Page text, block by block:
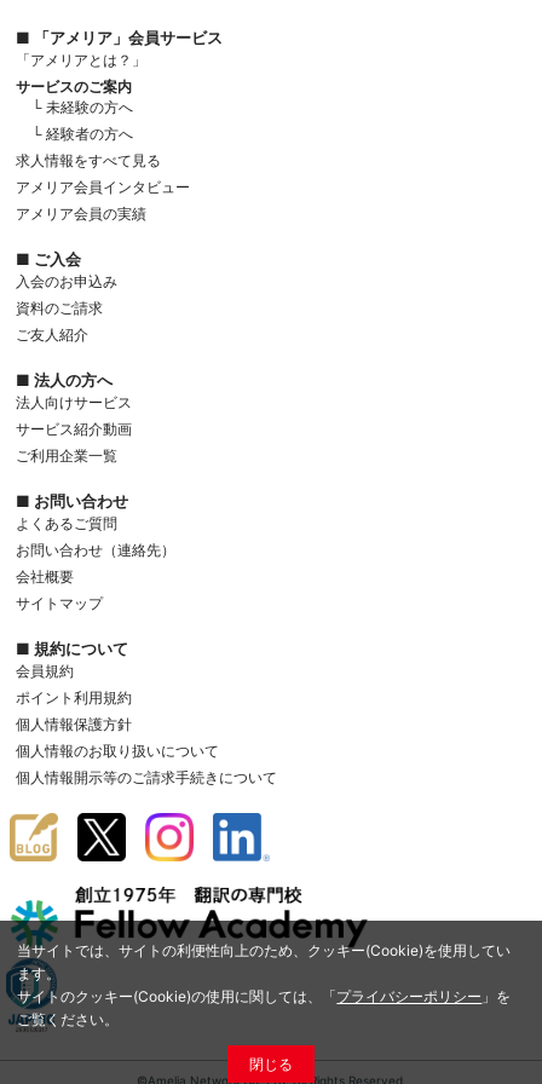
当サイトでは、サイトの利便性向上のため、クッキー(Cookie)を使用してい
ます。
サイトのクッキー(Cookie)の使用に関しては、「プライバシーポリシー 」を
ご覧ください。
閉じる
■ 「アメリア」会員サービス
「アメリアとは？」
サービスのご案内
└ 未経験の方へ
└ 経験者の方へ
求人情報をすべて見る
アメリア会員インタビュー
アメリア会員の実績
■ ご入会
入会のお申込み
資料のご請求
ご友人紹介
■ 法人の方へ
法人向けサービス
サービス紹介動画
ご利用企業一覧
■ お問い合わせ
よくあるご質問
お問い合わせ（連絡先）
会社概要
サイトマップ
■ 規約について
会員規約
ポイント利用規約
個人情報保護方針
個人情報のお取り扱いについて
個人情報開示等のご請求手続きについて
©Amelia Network Co.,Ltd. All Rights Reserved.